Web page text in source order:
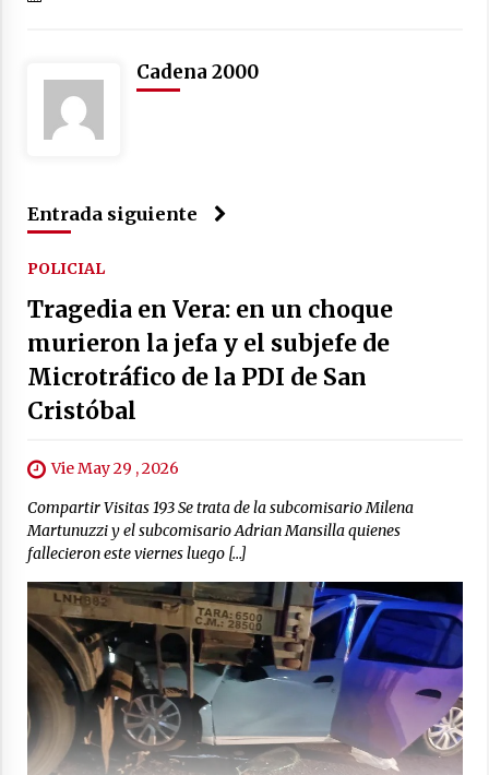
Cadena 2000
Entrada siguiente
POLICIAL
Tragedia en Vera: en un choque
murieron la jefa y el subjefe de
Microtráfico de la PDI de San
Cristóbal
Vie May 29 , 2026
Compartir Visitas 193 Se trata de la subcomisario Milena
Martunuzzi y el subcomisario Adrian Mansilla quienes
fallecieron este viernes luego […]